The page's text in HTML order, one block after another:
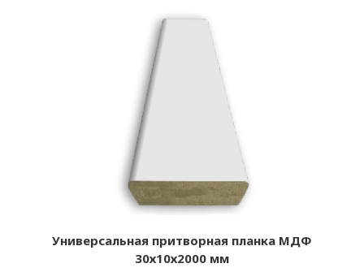
Универсальная притворная планка МДФ
30х10х2000 мм